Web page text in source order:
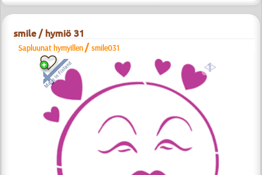
smile / hymiö 31
Sapluunat hymyillen /smile031
a